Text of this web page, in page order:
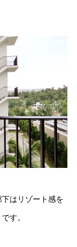
はリゾート感を
す。